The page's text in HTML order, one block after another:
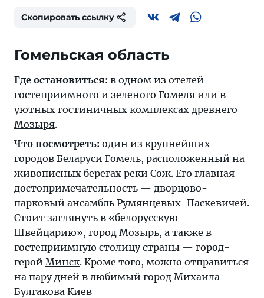
Скопировать ссылку
Гомельская область
Где остановиться: в одном из отелей
гостеприимного и зеленого Гомеля или в
уютных гостиничных комплексах древнего
Мозыря.
Что посмотреть: один из крупнейших
городов Беларуси Гомель, расположенный на
живописных берегах реки Сож. Его главная
достопримечательность — дворцово-
парковый ансамбль Румянцевых-Паскевичей.
Стоит заглянуть в «белорусскую
Швейцарию», город Мозырь, а также в
гостеприимную столицу страны — город-
герой Минск. Кроме того, можно отправиться
на пару дней в любимый город Михаила
Булгакова Киев